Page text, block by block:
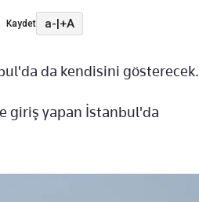
Kaydet a-|+A
da kendisini gösterecek.
giriş yapan İstanbul'da